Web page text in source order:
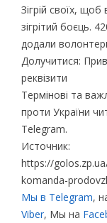
Зігрій своїх,
зігрітий боєць.
додали
Долучитися:
реквізити
Термінові та
проти України
Telegram.
Источник:
https://
komanda-
Мы в Telegram,
Viber, Мы на